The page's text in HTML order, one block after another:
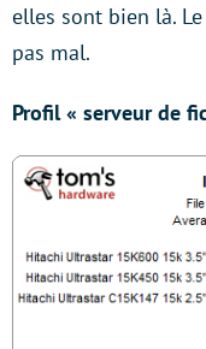
elles sont bien là.
pas mal.
Profil « serveur de